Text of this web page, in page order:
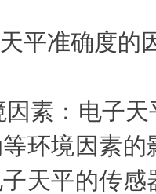
平准确度的
素：电子天
环境因素
天平的传